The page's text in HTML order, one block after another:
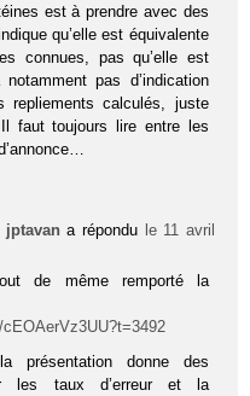
est à prendre avec des
qu’elle est équivalente
connues, pas qu’elle est
pas d’indication
repliements calculés, juste
faut toujours lire entre les
jptavan a répondu le 11 avril
de même remporté la
présentation donne des
les taux d’erreur et la